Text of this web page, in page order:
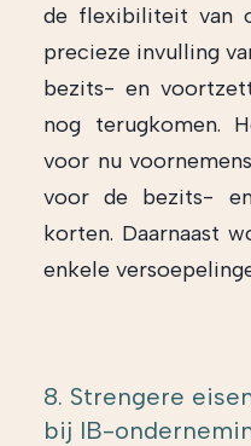
de flexibiliteit van
precieze invulling
bezits- en
nog terugkomen.
voor nu
voor de bezits-
korten. Daarnaast
enkele
8. Strengere
bij IB-